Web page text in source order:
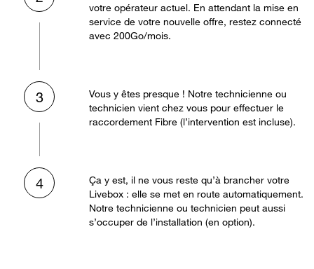
votre opérateur actuel. En attendant la mise en
service de votre nouvelle offre, restez connecté
avec 200Go/mois.
3
Vous y êtes presque ! Notre technicienne ou
technicien vient chez vous pour effectuer le
raccordement Fibre (l’intervention est incluse).
4
Ça y est, il ne vous reste qu’à brancher votre
Livebox : elle se met en route automatiquement.
Notre technicienne ou technicien peut aussi
s’occuper de l’installation (en option).